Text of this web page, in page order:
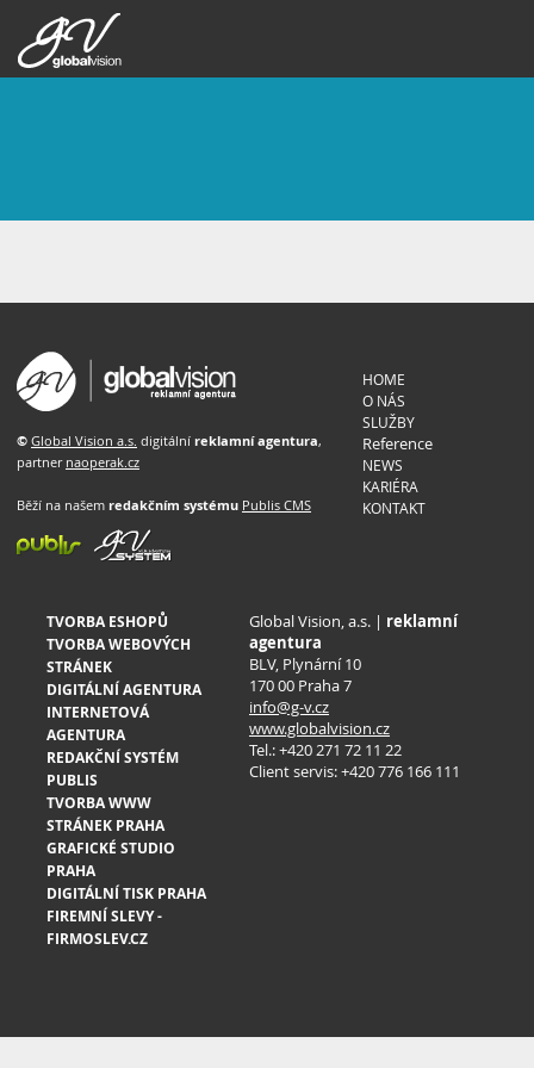
© Global Vision a.s. digitální reklamní agentura,
partner naoperak.cz
Běží na našem redakčním systému Publis CMS
HOME
O NÁS
SLUŽBY
Reference
NEWS
KARIÉRA
KONTAKT
TVORBA ESHOPŮ
TVORBA WEBOVÝCH
STRÁNEK
DIGITÁLNÍ AGENTURA
INTERNETOVÁ
AGENTURA
REDAKČNÍ SYSTÉM
PUBLIS
TVORBA WWW
STRÁNEK PRAHA
GRAFICKÉ STUDIO
PRAHA
DIGITÁLNÍ TISK PRAHA
FIREMNÍ SLEVY -
FIRMOSLEV.CZ
Global Vision, a.s. | reklamní
agentura
BLV, Plynární 10
170 00 Praha 7
info@g-v.cz
www.globalvision.cz
Tel.: +420 271 72 11 22
Client servis: +420 776 166 111